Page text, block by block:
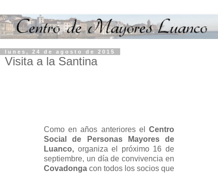
lunes, 24 de agosto de 2015
Visita a la Santina
Como en años anteriores el Centro
Social de Personas Mayores de
Luanco, organiza el próximo 16 de
septiembre, un día de convivencia en
Covadonga con todos los socios que